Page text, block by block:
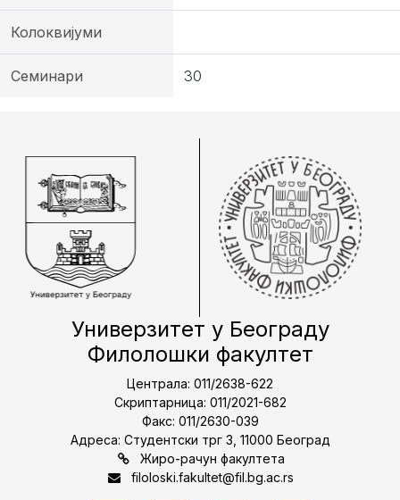
Колоквијуми
Семинари 30
Универзитет у Београду
Филолошки факултет
Централа: 011/2638-622
Скриптарница: 011/2021-682
Факс: 011/2630-039
Адреса: Студентски трг 3, 11000 Београд
Жиро-рачун факултета
filoloski.fakultet@fil.bg.ac.rs